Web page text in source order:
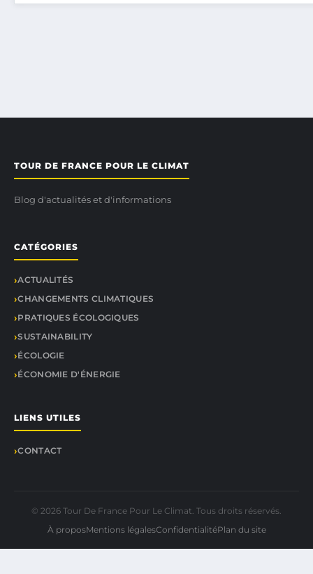
TOUR DE FRANCE POUR LE CLIMAT
Blog d'actualités et d'informations
CATÉGORIES
ACTUALITÉS
CHANGEMENTS CLIMATIQUES
PRATIQUES ÉCOLOGIQUES
SUSTAINABILITY
ÉCOLOGIE
ÉCONOMIE D'ÉNERGIE
LIENS UTILES
CONTACT
© 2026 Tour De France Pour Le Climat. Tous droits réservés.
À proposMentions légalesConfidentialitéPlan du site